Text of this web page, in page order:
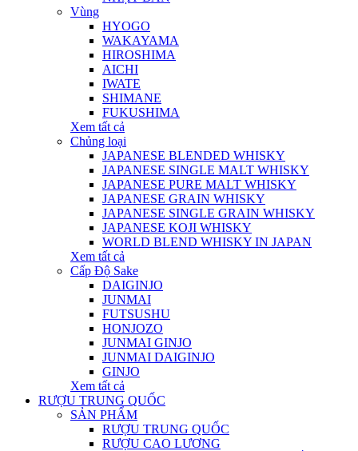
Vùng
HYOGO
WAKAYAMA
HIROSHIMA
AICHI
IWATE
SHIMANE
FUKUSHIMA
Xem tất cả
Chủng loại
JAPANESE BLENDED WHISKY
JAPANESE SINGLE MALT WHISKY
JAPANESE PURE MALT WHISKY
JAPANESE GRAIN WHISKY
JAPANESE SINGLE GRAIN WHISKY
JAPANESE KOJI WHISKY
WORLD BLEND WHISKY IN JAPAN
Xem tất cả
Cấp Độ Sake
DAIGINJO
JUNMAI
FUTSUSHU
HONJOZO
JUNMAI GINJO
JUNMAI DAIGINJO
GINJO
Xem tất cả
RƯỢU TRUNG QUỐC
SẢN PHẨM
RƯỢU TRUNG QUỐC
RƯỢU CAO LƯƠNG